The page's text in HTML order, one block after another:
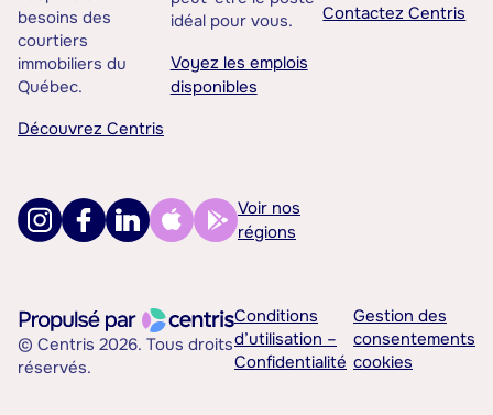
besoins des
courtiers
immobiliers du
Québec.
Découvrez Centris
idéal pour vous.
Voyez les emplois
disponibles
Contactez Centris
Voir nos
régions
© Centris 2026. Tous droits
réservés.
Conditions
d’utilisation –
Confidentialité
Gestion des
consentements
cookies